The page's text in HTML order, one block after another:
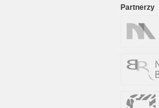
Partnerzy